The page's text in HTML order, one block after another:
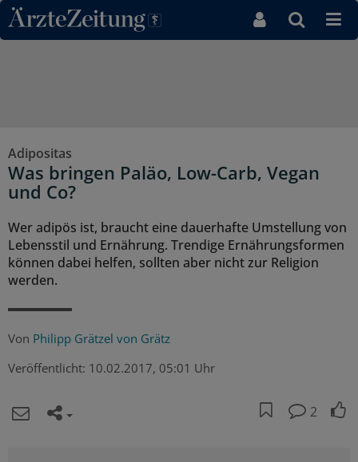
Direkt zum Inhaltsbereich
Adipositas
Was bringen Paläo, Low-Carb, Vegan
und Co?
Wer adipös ist, braucht eine dauerhafte Umstellung von
Lebensstil und Ernährung. Trendige Ernährungsformen
können dabei helfen, sollten aber nicht zur Religion
werden.
Von Philipp Grätzel von Grätz
Veröffentlicht: 10.02.2017, 05:01 Uhr
2